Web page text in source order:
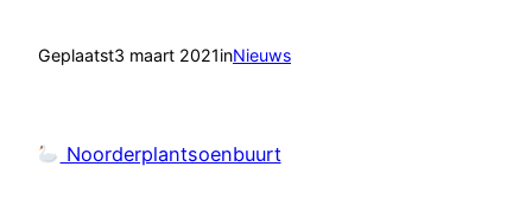
Geplaatst3 maart 2021inNieuws
Noorderplantsoenbuurt